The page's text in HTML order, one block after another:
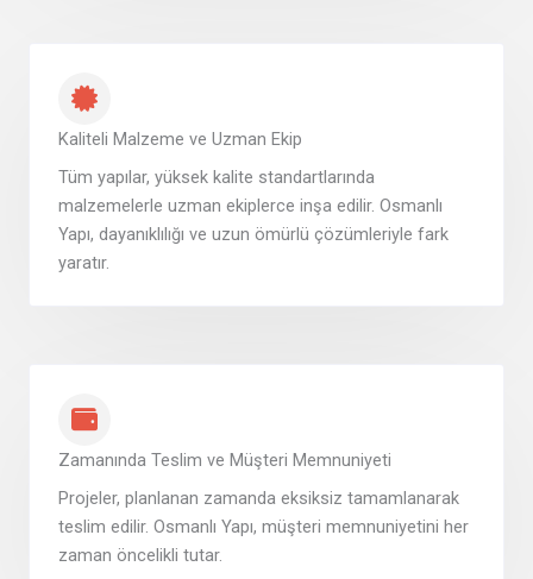
Kaliteli Malzeme ve Uzman Ekip
Tüm yapılar, yüksek kalite standartlarında
malzemelerle uzman ekiplerce inşa edilir. Osmanlı
Yapı, dayanıklılığı ve uzun ömürlü çözümleriyle fark
yaratır.
Zamanında Teslim ve Müşteri Memnuniyeti
Projeler, planlanan zamanda eksiksiz tamamlanarak
teslim edilir. Osmanlı Yapı, müşteri memnuniyetini her
zaman öncelikli tutar.